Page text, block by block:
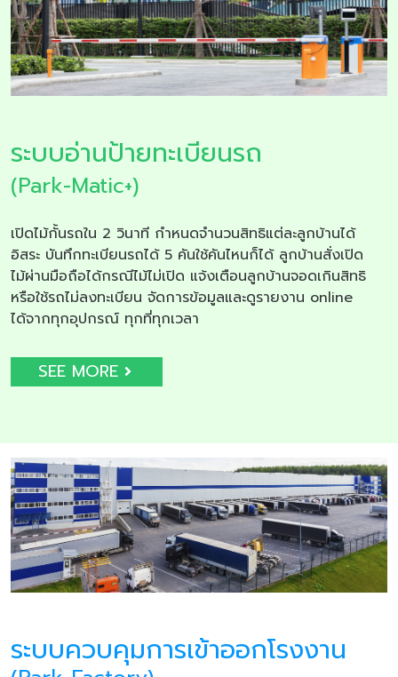
ระบบอ่านป้ายทะเบียนรถ
(Park-Matic+)
เปิดไม้กั้นรถใน 2 วินาที กำหนดจำนวนสิทธิแต่ละลูกบ้านได้
อิสระ บันทึกทะเบียนรถได้ 5 คันใช้คันไหนก็ได้ ลูกบ้านสั่งเปิด
ไม้ผ่านมือถือได้กรณีไม้ไม่เปิด แจ้งเตือนลูกบ้านจอดเกินสิทธิ
หรือใช้รถไม่ลงทะเบียน จัดการข้อมูลและดูรายงาน online
ได้จากทุกอุปกรณ์ ทุกที่ทุกเวลา
SEE MORE
ระบบควบคุมการเข้าออกโรงงาน